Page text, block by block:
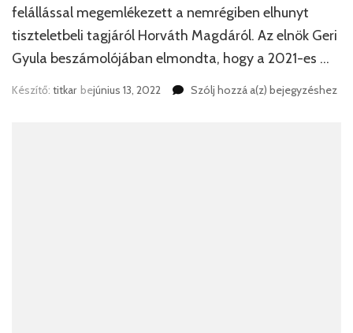
felállással megemlékezett a nemrégiben elhunyt
tiszteletbeli tagjáról Horváth Magdáról. Az elnök Geri
Gyula beszámolójában elmondta, hogy a 2021-es …
Készítő: titkar bejúnius 13, 2022 Szólj hozzá a(z) A
bejegyzéshez